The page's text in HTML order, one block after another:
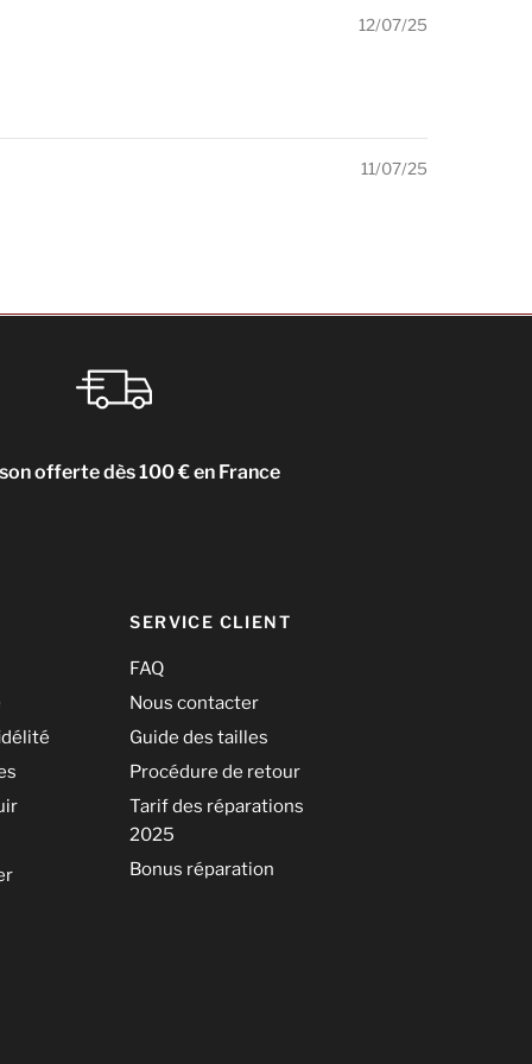
12/07/25
11/07/25
offerte dès 100 € en France
SERVICE CLIENT
FAQ
Nous contacter
Guide des tailles
Procédure de retour
Tarif des réparations
2025
Bonus réparation